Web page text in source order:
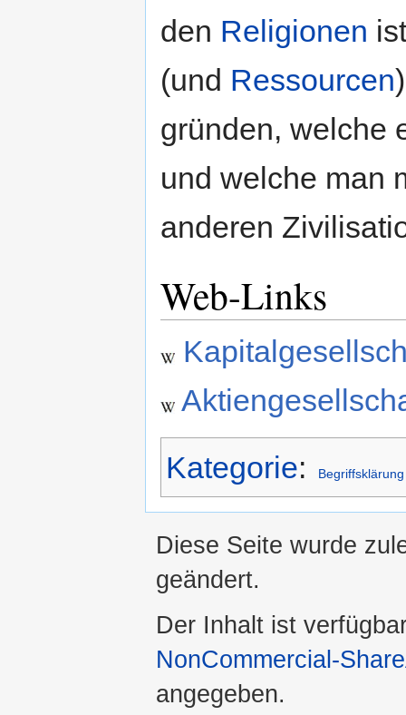
den Religionen
(und Ressourcen
gründen, welche
und welche man
anderen
Web-Links
Kategorie: Begriffsklärung
Diese Seite wurde
geändert.
Der Inhalt ist
NonCommercial-
angegeben.